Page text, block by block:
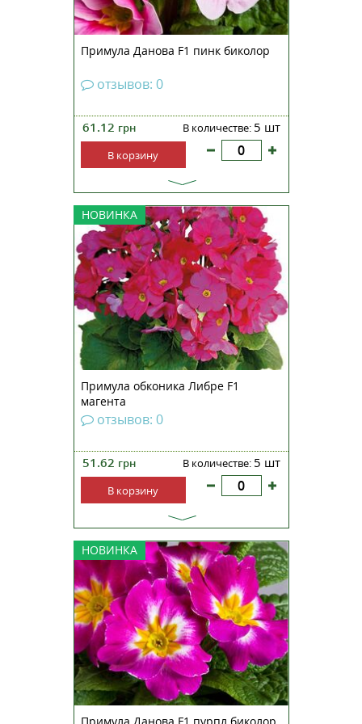
Примула Данова F1 пинк биколор
отзывов: 0
61.12 грн В количестве: 5 шт
В корзину
НОВИНКА
Примула обконика Либре F1 —
нетребовательное растение,
которое обладает
непревзойденными
декоративными качествами.
Растения этой серии не содержат
примина: нет риска получить
раздражение кожи при
прикосновении к листьям. Хар...
Примула обконика Либре F1
магента
отзывов: 0
51.62 грн В количестве: 5 шт
В корзину
НОВИНКА
Примула бесстебельная Данова
F1 пурпл биколор —
неприхотливое растение,
обладающее непревзойденными
декоративными качествами.
Является лидером рынка средне-
ранних продаж и эталонной
серией для «Danovation». Эта с...